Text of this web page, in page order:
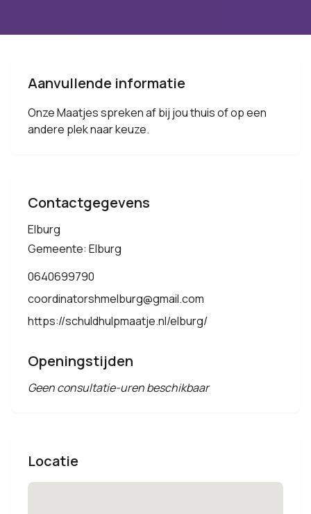
Aanvullende informatie
Onze Maatjes spreken af bij jou thuis of op een
andere plek naar keuze.
Contactgegevens
Elburg
Gemeente: Elburg
0640699790
coordinatorshmelburg@gmail.com
https://schuldhulpmaatje.nl/elburg/
Openingstijden
Geen consultatie-uren beschikbaar
Locatie